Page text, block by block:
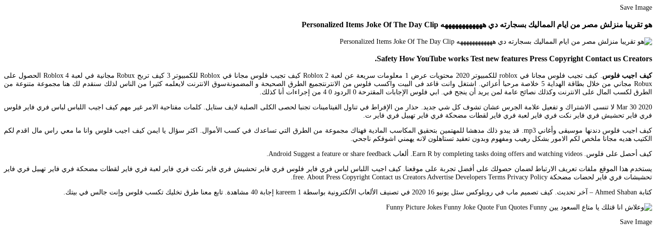
Save Image
هو تقريبا منزلش مصر من ايام المماليك بسجارته دي ههههههههههههه Personalized Items Joke Of The Day Clip
Safety How YouTube works Test new features Press Copyright Contact us Creators.
كيف اجيب فلوس
. كيف تجيب فلوس مجانا في roblox للكمبيوتر 2020 محتويات عرض 1 معلومات سريعة عن لعبة Roblox 2 كيف تجيب فلوس مجانا في Roblox للكمبيوتر 3 كيف تربح Robux مجانية في لعبة Roblox 4 الحصول على
Robux مجاني من خلال بطاقة الهداية 5 خلاصة مرحبا أعزائي. اشتغل وانت قاعد فى البيت واكسب فلوس من الانترنتجميع الطرق الصحيحة و المضمونةسوق الانترنت لايعلمه كثيرا من الناس لذلك سنقدم لك هنا مجموعة متنوعة من
الطرق لكسب المال على الانترنت وكذلك نصائح عامة لمن يريد أن ينجح في. ابي فلوس الإجابات المقترحة 0 الردود 0 4 من إجراءات أنا كذلك.
Mar 30 2020 لا تنسى الاشتراك و تفعيل علامة الجرس عشان تشوف كل شي جديد. حذار من الإفراط في تناول الفيتامينات تجنبا لحصى الكلى الصلبة لايف ستايل. كلمات مفتاحية الامر غير مهم كيف اجيب اللباس لباس فري فاير فلوس
فري فاير تحشيش فري فاير نكت فري فاير لعبة فري فاير لقطات مضحكة فري فاير تهبيل فري فاير ت.
كيف اجيب فلوس دندنها موسيقى وأغاني mp3. قد يبدو ذلك مدهشا للمهتمين بتحقيق المكاسب المادية فهناك مجموعة من الطرق التي تساعدك في كسب الأموال. اكثر سؤال يا ايمن كيف اجيب فلوس وانا ما معي راس مال اقدم لكم
الكتيب هديه مجانا ملخص لكم الامور بشكل رهيب ومفهوم وبدون تعقيد تستاهلون لانه يهمني اشوفكم ناجحي.
كيف أحصل على فلوس. Earn R by completing tasks doing offers and watching videos. ألعاب Android Suggest a feature or share feedback.
يستخدم هذا الموقع ملفات تعريف الارتباط لضمان حصولك على أفضل تجربة على موقعنا. كيف اجيب اللباس لباس فري فاير فلوس فري فاير تحشيش فري فاير نكت فري فاير لعبة فري فاير لقطات مضحكة فري فاير تهبيل فري فاير
تحشيشات فري فاير لحضات مضحكة free. About Press Copyright Contact us Creators Advertise Developers Terms Privacy Policy.
كتابة Ahmed Shaban – آخر تحديث. كيف تصميم ماب في روبلوكس سئل يونيو 16 2020 في تصنيف الألعاب الألكترونية بواسطة kareem 1 إجابة 40 مشاهدة. تابع معنا طرق تخليك تكسب فلوس وإنت جالس في بيتك.
Save Image